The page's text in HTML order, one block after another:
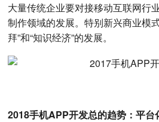
大量传统企业要对接移动互联网行
制作领域的发展。特别新兴商业模
拜”和“知识经济”的发展。
2018手机APP开发总的趋势：平台